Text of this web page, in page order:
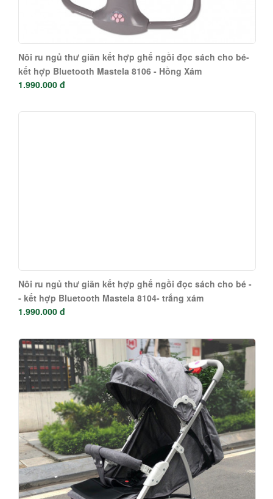
Nôi ru ngủ thư giãn kết hợp ghế ngồi đọc sách cho bé-
kết hợp Bluetooth Mastela 8106 - Hồng Xám
1.990.000 đ
Nôi ru ngủ thư giãn kết hợp ghế ngồi đọc sách cho bé -
- kết hợp Bluetooth Mastela 8104- trắng xám
1.990.000 đ